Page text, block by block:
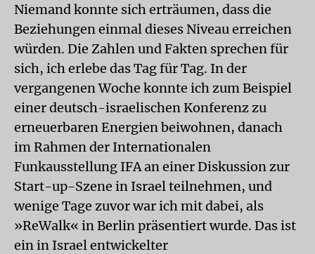
Niemand konnte sich erträumen, dass die
Beziehungen einmal dieses Niveau erreichen
würden. Die Zahlen und Fakten sprechen für
sich, ich erlebe das Tag für Tag. In der
vergangenen Woche konnte ich zum Beispiel
einer deutsch-israelischen Konferenz zu
erneuerbaren Energien beiwohnen, danach
im Rahmen der Internationalen
Funkausstellung IFA an einer Diskussion zur
Start-up-Szene in Israel teilnehmen, und
wenige Tage zuvor war ich mit dabei, als
»ReWalk« in Berlin präsentiert wurde. Das ist
ein in Israel entwickelter